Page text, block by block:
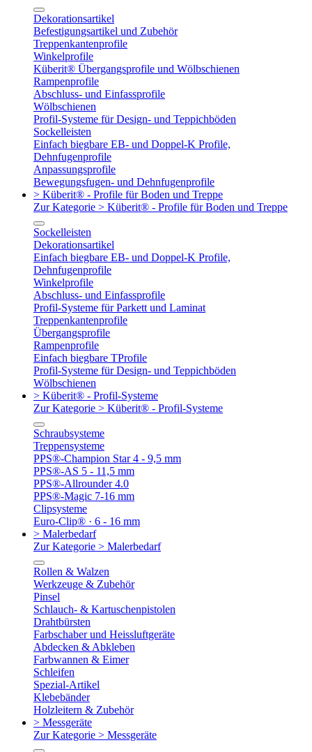
Dekorationsartikel
Befestigungsartikel und Zubehör
Treppenkantenprofile
Winkelprofile
Küberit® Übergangsprofile und Wölbschienen
Rampenprofile
Abschluss- und Einfassprofile
Wölbschienen
Profil-Systeme für Design- und Teppichböden
Sockelleisten
Einfach biegbare EB- und Doppel-K Profile,
Dehnfugenprofile
Anpassungsprofile
Bewegungsfugen- und Dehnfugenprofile
> Küberit® - Profile für Boden und Treppe
Zur Kategorie > Küberit® - Profile für Boden und Treppe
Sockelleisten
Dekorationsartikel
Einfach biegbare EB- und Doppel-K Profile,
Dehnfugenprofile
Winkelprofile
Abschluss- und Einfassprofile
Profil-Systeme für Parkett und Laminat
Treppenkantenprofile
Übergangsprofile
Rampenprofile
Einfach biegbare TProfile
Profil-Systeme für Design- und Teppichböden
Wölbschienen
> Küberit® - Profil-Systeme
Zur Kategorie > Küberit® - Profil-Systeme
Schraubsysteme
Treppensysteme
PPS®-Champion Star 4 - 9,5 mm
PPS®-AS 5 - 11,5 mm
PPS®-Allrounder 4.0
PPS®-Magic 7-16 mm
Clipsysteme
Euro-Clip® · 6 - 16 mm
> Malerbedarf
Zur Kategorie > Malerbedarf
Rollen & Walzen
Werkzeuge & Zubehör
Pinsel
Schlauch- & Kartuschenpistolen
Drahtbürsten
Farbschaber und Heissluftgeräte
Abdecken & Abkleben
Farbwannen & Eimer
Schleifen
Spezial-Artikel
Klebebänder
Holzleitern & Zubehör
> Messgeräte
Zur Kategorie > Messgeräte